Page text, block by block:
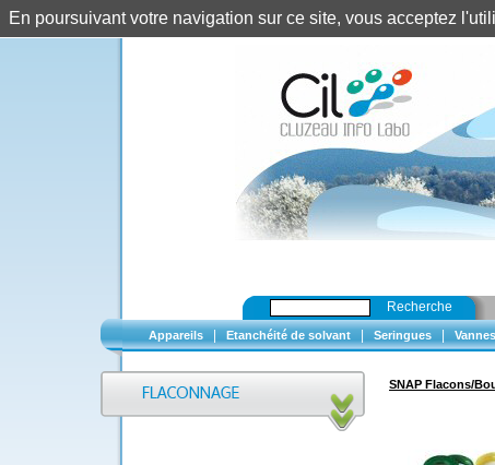
Recherche
Appareils Etanchéité de solvant Seringues Vannes
SNAP Flacons/
En poursuivant votre navigation sur ce site, vous acceptez